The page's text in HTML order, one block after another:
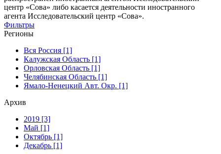
центр «Сова» либо касается деятельности иностранного
агента Исследовательский центр «Сова».
Фильтры
Регионы
Вся Россия [1]
Калужская Область [1]
Орловская Область [1]
Челябинская Область [1]
Ямало-Ненецкий Авт. Окр. [1]
Архив
2019 [3]
Май [1]
Октябрь [1]
Декабрь [1]